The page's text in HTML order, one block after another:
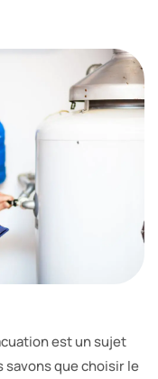
est un sujet
que choisir le